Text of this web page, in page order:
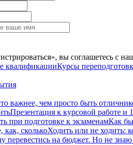
вы соглашетесь с
квалификацииКурсы
важнее, чем просто быть
Презентация к курсовой работе
при подготовке к экзаменамКак
как, сколькоХодить или не ходить:
перевестись на бюджет. Но не знаю